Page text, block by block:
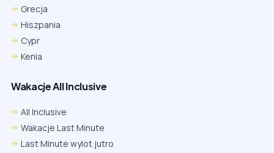
Grecja
Hiszpania
Cypr
Kenia
Wakacje All Inclusive
All Inclusive
Wakacje Last Minute
Last Minute wylot jutro